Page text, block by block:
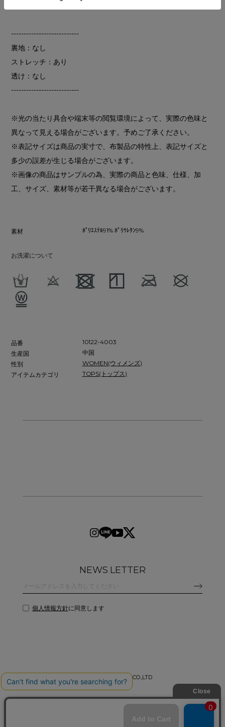
---------------------------
裏地：なし
ストレッチ：あり
透け：なし
---------------------------
※光の当たり具合や端末等の閲覧環境によって、実際の色味と
異なって見える場合がございます。予めご了承ください。
※表記サイズは商品の実寸で、布製品の特性上、表記サイズと
多少の誤差が生じる場合がございます。
※画像の商品はサンプルの為、実際の商品と色味、仕様、加
工、サイズ、素材等が若干異なる場合がございます。
素材 ﾎﾟﾘｴｽﾃﾙ91% ﾎﾟﾘｳﾚﾀﾝ9%
お洗濯について
品番
10122-4003
生産国
中国
性別
WOMEN(ウィメンズ)
アイテムカテゴリ
TOPS(トップス)
NEWS LETTER
個人情報方針に同意します
2026 CLANE DESIGN CO.,LTD